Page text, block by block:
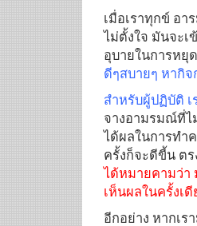
เมื่อเราทุกข์ อ
ไม่ตั้งใจ มันจะเ
อุบายในการหยุ
ดีๆสบายๆ หากิ
สำหรับผู้ปฏิบัติ เ
จางอามรมณ์ที่ไ
ได้ผลในการทำ
ครั้งก็จะดีขี้น ตร
ได้หมายคามว่า
เห็นผลในครั้งเดี
อีกอย่าง หากเร